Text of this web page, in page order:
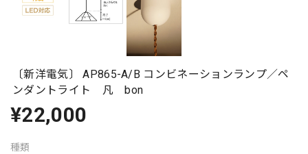
〔新洋電気〕 AP865-A/B コンビネーションランプ／ペ
ンダントライト 凡 bon
¥22,000
種類